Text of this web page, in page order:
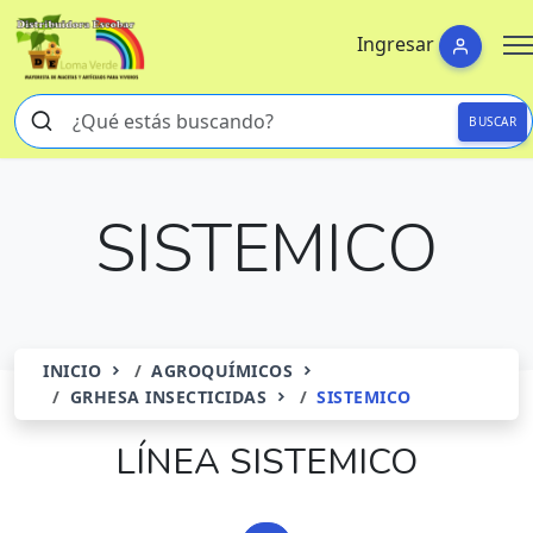
Ingresar
BUSCAR
SISTEMICO
INICIO
AGROQUÍMICOS
GRHESA INSECTICIDAS
SISTEMICO
LÍNEA SISTEMICO